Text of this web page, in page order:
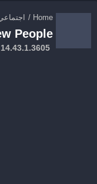
Home
/
People
14.43.1.3605